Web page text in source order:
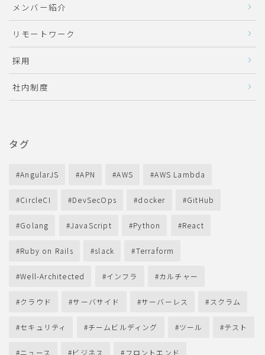
メンバー紹介
リモートワーク
採用
社内制度
タグ
AngularJS APN AWS AWS Lambda
CircleCI DevSecOps docker GitHub
Golang JavaScript Python React
Ruby on Rails slack Terraform
Well-Architected インフラ カルチャー
クラウド サーバサイド サーバーレス スクラム
セキュリティ チームビルディング ツール テスト
ニュース ビジネス フロントエンド